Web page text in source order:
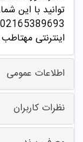
02165389693
اینترنتی مهتاطب
اطلاعات عمومی
نظرات کاربران